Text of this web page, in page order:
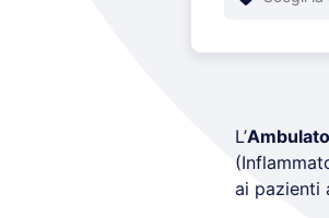
L’
ai pazienti